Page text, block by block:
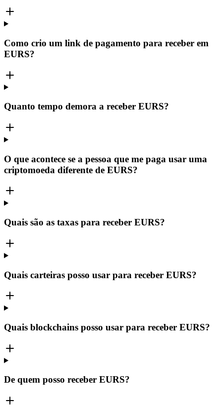
Como crio um link de pagamento para receber em
EURS?
Quanto tempo demora a receber EURS?
O que acontece se a pessoa que me paga usar uma
criptomoeda diferente de EURS?
Quais são as taxas para receber EURS?
Quais carteiras posso usar para receber EURS?
Quais blockchains posso usar para receber EURS?
De quem posso receber EURS?